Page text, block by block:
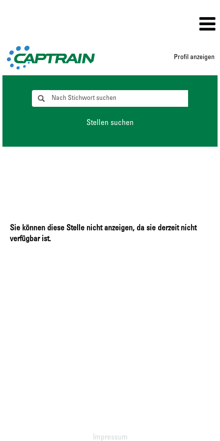
Profil anzeigen
Stellen suchen
Sie können diese Stelle nicht anzeigen, da sie derzeit nicht
verfügbar ist.
Impressum